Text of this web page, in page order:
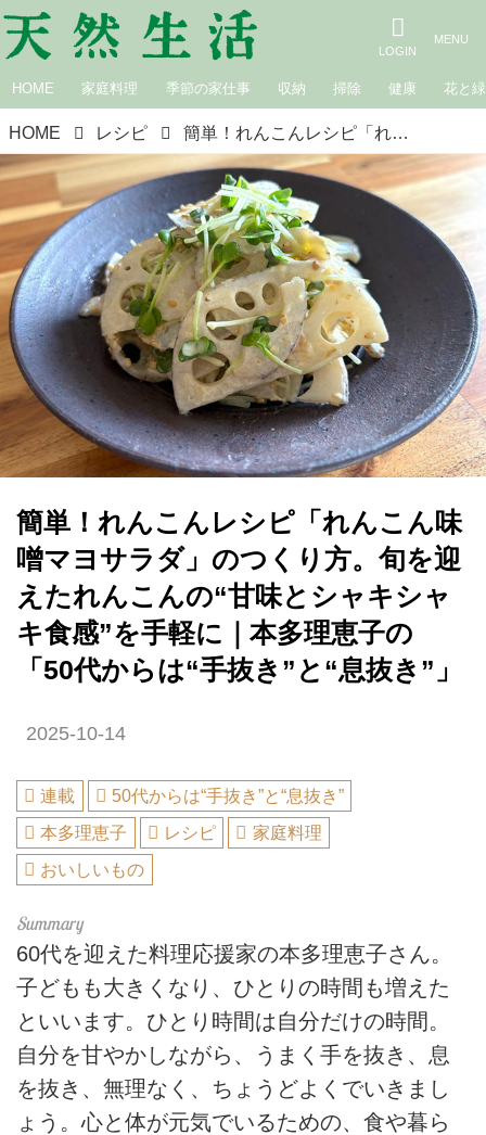
HOME 家庭料理 季節の家仕事 収納 掃除 健康 花と緑
HOME レシピ 簡単！れんこんレシピ「れんこん味噌マヨサラダ」のつくり方。旬を迎えたれんこんの“甘味とシャキシャキ食感”を手軽に｜本多理恵子の「50代からは“手抜き”と“息抜き”」
簡単！れんこんレシピ「れんこん味
噌マヨサラダ」のつくり方。旬を迎
えたれんこんの“甘味とシャキシャ
キ食感”を手軽に｜本多理恵子の
「50代からは“手抜き”と“息抜き”」
2025-10-14
連載
50代からは“手抜き”と“息抜き”
本多理恵子
レシピ
家庭料理
おいしいもの
60代を迎えた料理応援家の本多理恵子さん。
子どもも大きくなり、ひとりの時間も増えた
といいます。ひとり時間は自分だけの時間。
自分を甘やかしながら、うまく手を抜き、息
を抜き、無理なく、ちょうどよくでいきまし
ょう。心と体が元気でいるための、食や暮ら